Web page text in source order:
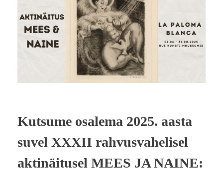
Kutsume osalema 2025. aasta
suvel XXXII rahvusvahelisel
aktinäitusel MEES JA NAINE: